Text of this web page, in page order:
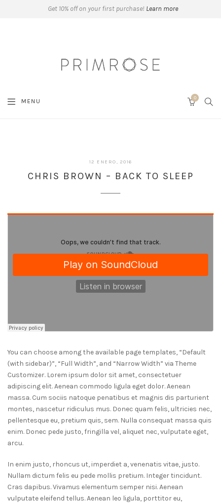
Get 10% off on your first purchase! Learn more
MENU 0
12 ENERO, 2016
CHRIS BROWN – BACK TO SLEEP
You can choose among the available page templates, “Default
(with sidebar)”, “Full Width”, and “Narrow Width” via Theme
Customizer. Lorem ipsum dolor sit amet, consectetuer
adipiscing elit. Aenean commodo ligula eget dolor. Aenean
massa. Cum sociis natoque penatibus et magnis dis parturient
montes, nascetur ridiculus mus. Donec quam felis, ultricies nec,
pellentesque eu, pretium quis, sem. Nulla consequat massa quis
enim. Donec pede justo, fringilla vel, aliquet nec, vulputate eget,
arcu.
In enim justo, rhoncus ut, imperdiet a, venenatis vitae, justo.
Nullam dictum felis eu pede mollis pretium. Integer tincidunt.
Cras dapibus. Vivamus elementum semper nisi. Aenean
vulputate eleifend tellus. Aenean leo ligula, porttitor eu,